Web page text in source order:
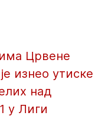
Црвене
изнео утиске
над
у Лиги